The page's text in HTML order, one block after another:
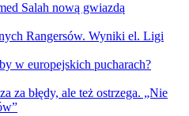
Salah nową gwiazdą
Rangersów. Wyniki el. Ligi
w europejskich pucharach?
za błędy, ale też ostrzega. „Nie